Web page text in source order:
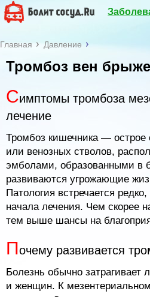
Главная Давление
Тромбоз вен
Симптомы тромбоза
лечение
Тромбоз кишечника — острое
или венозных стволов,
эмболами, образованными в
развиваются угрожающие
Патология встречается
начала лечения. Чем скорее
тем выше шансы на
Почему развивается
Болезнь обычно
и женщин. К